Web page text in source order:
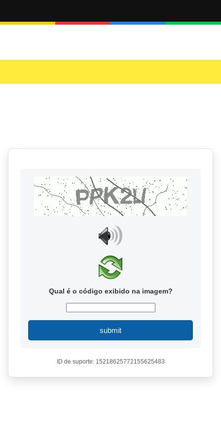
Qual é o código exibido na imagem?
submit
ID de suporte: 15218625772155625483